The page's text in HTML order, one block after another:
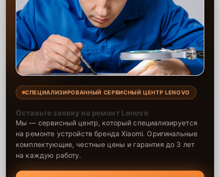
СПЕЦИАЛИЗИРОВАННЫЙ СЕРВИСНЫЙ ЦЕНТР LENOVO
Оставьте заявку на ремонт Lenovo
Мы — сервисный центр, который специализируется
на ремонте устройств бренда Xiaomi. Оригинальные
комплектующие, честные цены и гарантия до 3 лет
на каждую работу.